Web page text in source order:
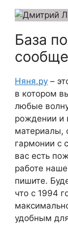
База
Няня.ру –
в котором
любые
рождении и
материалы,
гармонии с
вас есть
работе
пишите.
что c 1994
удобным